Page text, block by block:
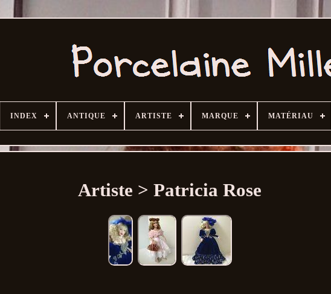
INDEX ANTIQUE ARTISTE MARQUE MATÉRIAU
Artiste > Patricia Rose